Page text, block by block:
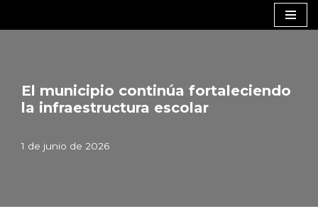
El municipio continúa fortaleciendo
la infraestructura escolar
1 de junio de 2026